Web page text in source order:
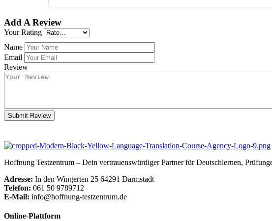
Add A Review
Your Rating
Name
Email
Review
Submit Review
Hoffnung Testzentrum – Dein vertrauenswürdiger Partner für Deutschlernen,
Adresse: In den Wingerten 25 64291 Darmstadt
Telefon: 061 50 9789712
E-Mail: info@hoffnung-testzentrum.de
Online-Plattform